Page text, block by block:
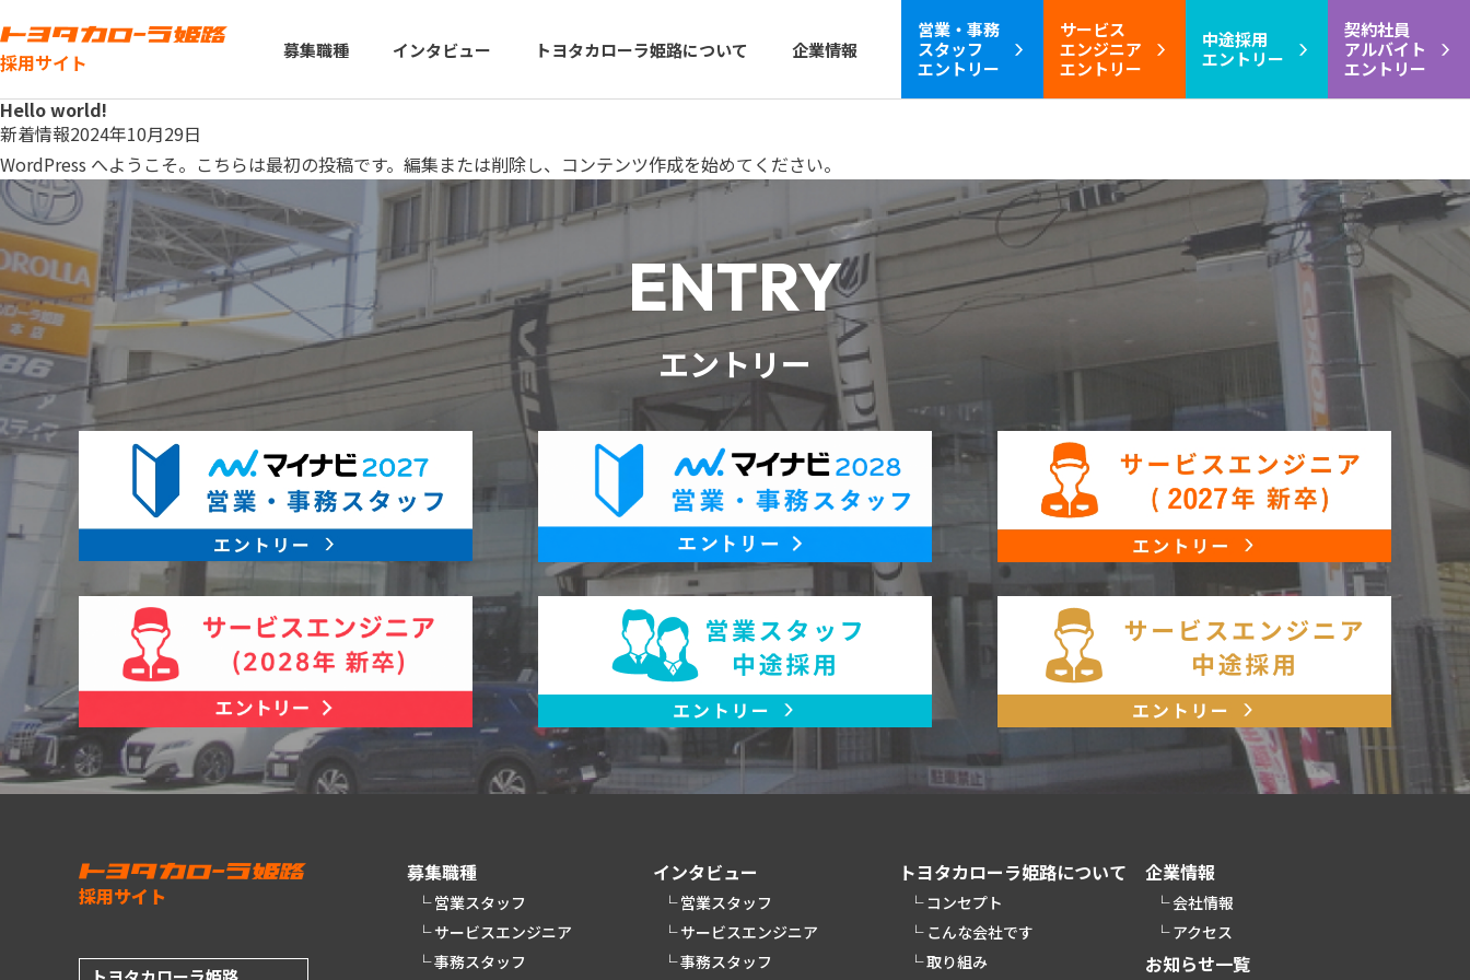
採用サイト 募集職種 インタビュー トヨタカローラ姫路について 企業情報
営業・事務
スタッフ
エントリー
サービス
エンジニア
エントリー
中途採用
エントリー
契約社員
アルバイト
エントリー
Hello world!
新着情報2024年10月29日
WordPress へようこそ。こちらは最初の投稿です。編集または削除し、コンテンツ作成を始めてください。
ENTRY
エントリー
採用サイト
募集職種
営業スタッフ
サービスエンジニア
事務スタッフ
インタビュー
営業スタッフ
サービスエンジニア
事務スタッフ
トヨタカローラ姫路について
コンセプト
こんな会社です
取り組み
企業情報
会社情報
アクセス
お知らせ一覧